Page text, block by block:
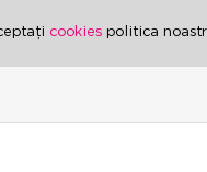
cookies politica